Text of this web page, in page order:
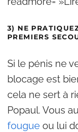
3) NE
PREMIERS
Si le pénis ne
blocage est
cela ne sert à
Popaul. Vous
fougue ou lui